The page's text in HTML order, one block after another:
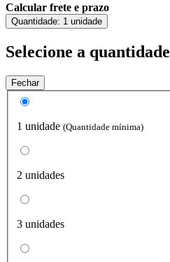
Calcular frete e prazo
Quantidade: 1 unidade
Selecione a quantidade
Fechar
1 unidade (Quantidade mínima)
2 unidades
3 unidades